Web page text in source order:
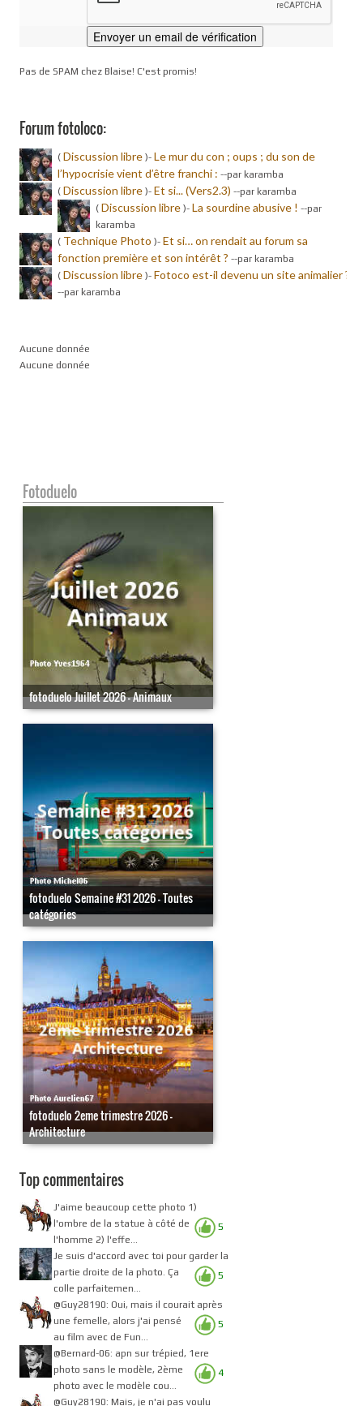
Pas de SPAM chez Blaise! C'est promis!
Forum fotoloco:
( Discussion libre )- Le mur du con ; oups ; du son de
l’hypocrisie vient d’être franchi : --par karamba
( Discussion libre )- Et si... (Vers2.3) --par karamba
( Discussion libre )- La sourdine abusive ! --par
karamba
( Technique Photo )- Et si… on rendait au forum sa
fonction première et son intérêt ? --par karamba
( Discussion libre )- Fotoco est-il devenu un site animalier ?
--par karamba
Aucune donnée
Aucune donnée
Fotoduelo
fotoduelo Juillet 2026 - Animaux
fotoduelo Semaine #31 2026 - Toutes
catégories
fotoduelo 2eme trimestre 2026 -
Architecture
Top commentaires
5
J'aime beaucoup cette photo 1)
l'ombre de la statue à côté de
l'homme 2) l'effe...
5
Je suis d'accord avec toi pour garder la
partie droite de la photo. Ça
colle parfaitemen...
5
@Guy28190: Oui, mais il courait après
une femelle, alors j'ai pensé
au film avec de Fun...
4
@Bernard-06: apn sur trépied, 1ere
photo sans le modèle, 2ème
photo avec le modèle cou...
@Guy28190: Mais, je n'ai pas voulu